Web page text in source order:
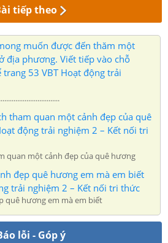
tiếp theo
muốn được đến thăm một
địa phương. Viết tiếp vào chỗ
53 VBT Hoạt động trải
tham quan một cảnh đẹp của quê
động trải nghiệm 2 – Kết nối tri
quan một cảnh đẹp của quê hương
đẹp quê hương em mà em biết
trải nghiệm 2 – Kết nối tri thức
quê hương em mà em biết
lỗi - Góp ý